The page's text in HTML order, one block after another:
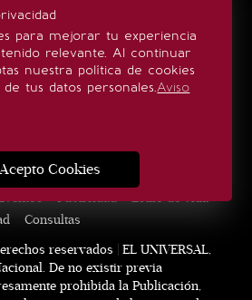
para mejorar tu experiencia
relevante. Al continuar
nuestra política de cookies
tus datos personales.Aviso
Cookies
SÍGUENOS
Quiénes somos
Publicidad
Estilo de vida
Consultas
reservados | EL UNIVERSAL,
De no existir previa
prohibida la Publicación,